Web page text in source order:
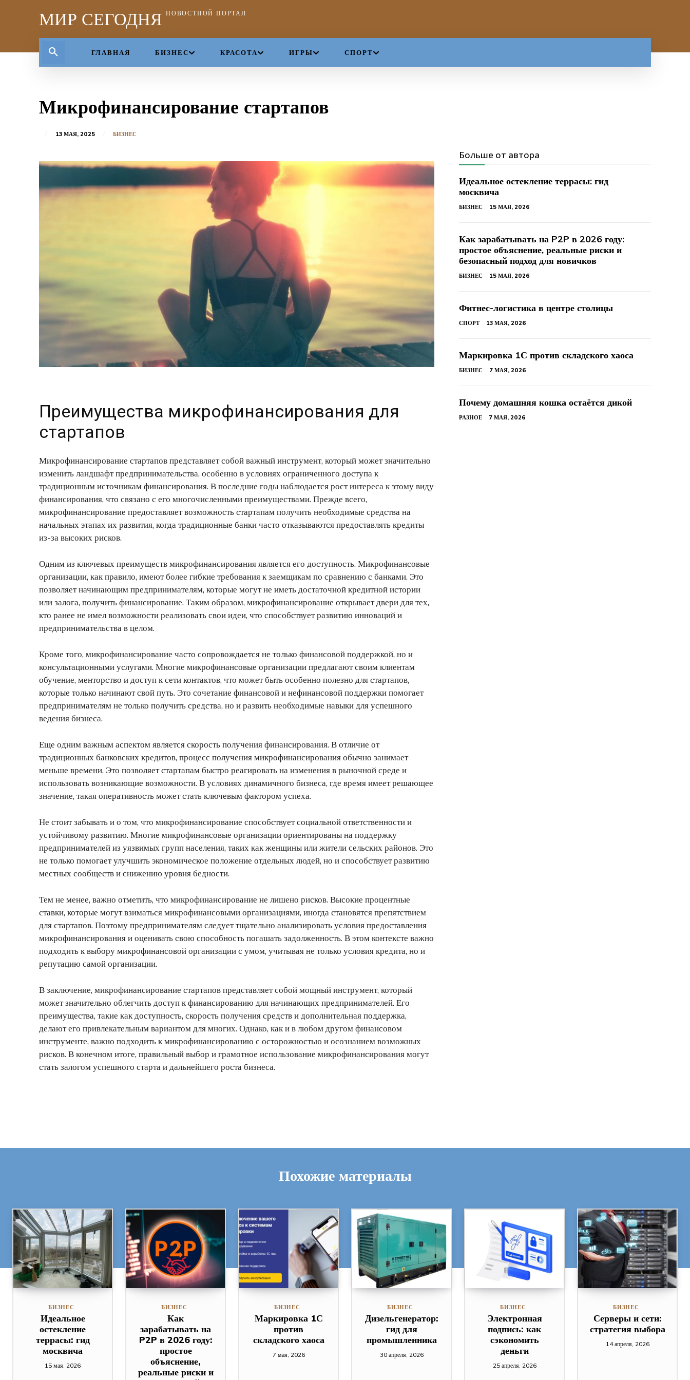
МИР СЕГОДНЯ НОВОСТНОЙ ПОРТАЛ
ГЛАВНАЯ БИЗНЕС КРАСОТА ИГРЫ СПОРТ
Микрофинансирование стартапов
13 МАЯ, 2025 БИЗНЕС
Преимущества микрофинансирования для
стартапов
Микрофинансирование стартапов представляет собой важный инструмент, который может значительно
изменить ландшафт предпринимательства, особенно в условиях ограниченного доступа к
традиционным источникам финансирования. В последние годы наблюдается рост интереса к этому виду
финансирования, что связано с его многочисленными преимуществами. Прежде всего,
микрофинансирование предоставляет возможность стартапам получить необходимые средства на
начальных этапах их развития, когда традиционные банки часто отказываются предоставлять кредиты
из-за высоких рисков.
Одним из ключевых преимуществ микрофинансирования является его доступность. Микрофинансовые
организации, как правило, имеют более гибкие требования к заемщикам по сравнению с банками. Это
позволяет начинающим предпринимателям, которые могут не иметь достаточной кредитной истории
или залога, получить финансирование. Таким образом, микрофинансирование открывает двери для тех,
кто ранее не имел возможности реализовать свои идеи, что способствует развитию инноваций и
предпринимательства в целом.
Кроме того, микрофинансирование часто сопровождается не только финансовой поддержкой, но и
консультационными услугами. Многие микрофинансовые организации предлагают своим клиентам
обучение, менторство и доступ к сети контактов, что может быть особенно полезно для стартапов,
которые только начинают свой путь. Это сочетание финансовой и нефинансовой поддержки помогает
предпринимателям не только получить средства, но и развить необходимые навыки для успешного
ведения бизнеса.
Еще одним важным аспектом является скорость получения финансирования. В отличие от
традиционных банковских кредитов, процесс получения микрофинансирования обычно занимает
меньше времени. Это позволяет стартапам быстро реагировать на изменения в рыночной среде и
использовать возникающие возможности. В условиях динамичного бизнеса, где время имеет решающее
значение, такая оперативность может стать ключевым фактором успеха.
Не стоит забывать и о том, что микрофинансирование способствует социальной ответственности и
устойчивому развитию. Многие микрофинансовые организации ориентированы на поддержку
предпринимателей из уязвимых групп населения, таких как женщины или жители сельских районов. Это
не только помогает улучшить экономическое положение отдельных людей, но и способствует развитию
местных сообществ и снижению уровня бедности.
Тем не менее, важно отметить, что микрофинансирование не лишено рисков. Высокие процентные
ставки, которые могут взиматься микрофинансовыми организациями, иногда становятся препятствием
для стартапов. Поэтому предпринимателям следует тщательно анализировать условия предоставления
микрофинансирования и оценивать свою способность погашать задолженность. В этом контексте важно
подходить к выбору микрофинансовой организации с умом, учитывая не только условия кредита, но и
репутацию самой организации.
В заключение, микрофинансирование стартапов представляет собой мощный инструмент, который
может значительно облегчить доступ к финансированию для начинающих предпринимателей. Его
преимущества, такие как доступность, скорость получения средств и дополнительная поддержка,
делают его привлекательным вариантом для многих. Однако, как и в любом другом финансовом
инструменте, важно подходить к микрофинансированию с осторожностью и осознанием возможных
рисков. В конечном итоге, правильный выбор и грамотное использование микрофинансирования могут
стать залогом успешного старта и дальнейшего роста бизнеса.
Больше от автора
Идеальное остекление террасы: гид
москвича
БИЗНЕС 15 МАЯ, 2026
Как зарабатывать на P2P в 2026 году:
простое объяснение, реальные риски и
безопасный подход для новичков
БИЗНЕС 15 МАЯ, 2026
Фитнес-логистика в центре столицы
СПОРТ 13 МАЯ, 2026
Маркировка 1С против складского хаоса
БИЗНЕС 7 МАЯ, 2026
Почему домашняя кошка остаётся дикой
РАЗНОЕ 7 МАЯ, 2026
Похожие материалы
БИЗНЕС
Идеальное
остекление
террасы: гид
москвича
15 мая, 2026
БИЗНЕС
Как
зарабатывать на
P2P в 2026 году:
простое
объяснение,
реальные риски и
БИЗНЕС
Маркировка 1С
против
складского хаоса
7 мая, 2026
БИЗНЕС
Дизельгенератор:
гид для
промышленника
30 апреля, 2026
БИЗНЕС
Электронная
подпись: как
сэкономить
деньги
25 апреля, 2026
БИЗНЕС
Серверы и сети:
стратегия выбора
14 апреля, 2026